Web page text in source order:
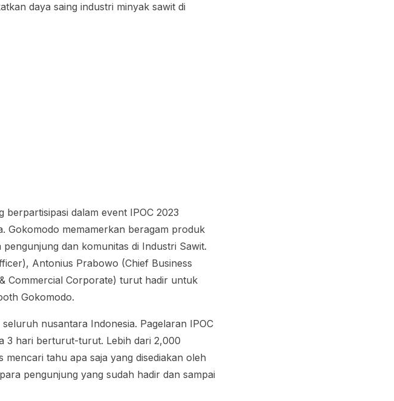
daya saing industri minyak sawit di
dalam event IPOC 2023
Gokomodo memamerkan beragam produk
dan komunitas di Industri Sawit.
Antonius Prabowo (Chief Business
Commercial Corporate) turut hadir untuk
Gokomodo.
nusantara Indonesia. Pagelaran IPOC
3 hari berturut-turut. Lebih dari 2,000
tahu apa saja yang disediakan oleh
pengunjung yang sudah hadir dan sampai